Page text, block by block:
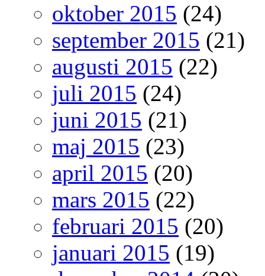
oktober 2015 (24)
september 2015 (21)
augusti 2015 (22)
juli 2015 (24)
juni 2015 (21)
maj 2015 (23)
april 2015 (20)
mars 2015 (22)
februari 2015 (20)
januari 2015 (19)